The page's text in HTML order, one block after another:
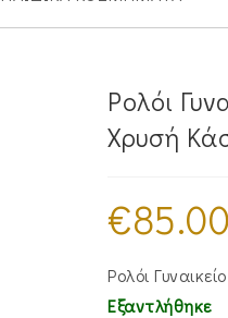
Ρολόι
Χρυσή
€85.00
Ρολόι
Εξαντλήθηκε